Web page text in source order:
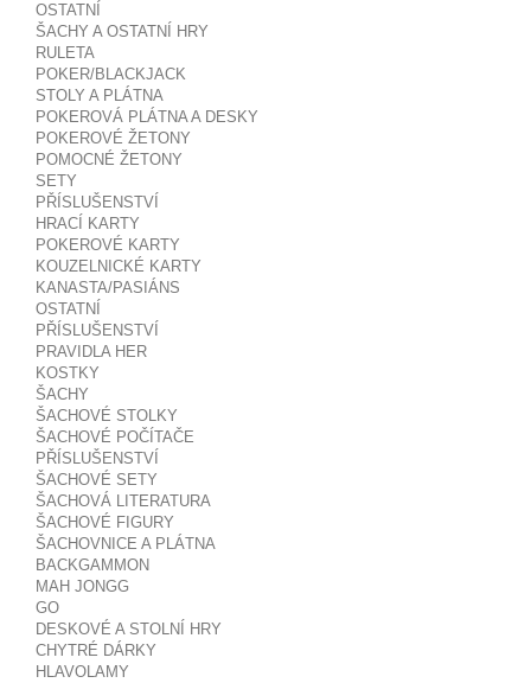
OSTATNÍ
ŠACHY A OSTATNÍ HRY
RULETA
POKER/BLACKJACK
STOLY A PLÁTNA
POKEROVÁ PLÁTNA A DESKY
POKEROVÉ ŽETONY
POMOCNÉ ŽETONY
SETY
PŘÍSLUŠENSTVÍ
HRACÍ KARTY
POKEROVÉ KARTY
KOUZELNICKÉ KARTY
KANASTA/PASIÁNS
OSTATNÍ
PŘÍSLUŠENSTVÍ
PRAVIDLA HER
KOSTKY
ŠACHY
ŠACHOVÉ STOLKY
ŠACHOVÉ POČÍTAČE
PŘÍSLUŠENSTVÍ
ŠACHOVÉ SETY
ŠACHOVÁ LITERATURA
ŠACHOVÉ FIGURY
ŠACHOVNICE A PLÁTNA
BACKGAMMON
MAH JONGG
GO
DESKOVÉ A STOLNÍ HRY
CHYTRÉ DÁRKY
HLAVOLAMY